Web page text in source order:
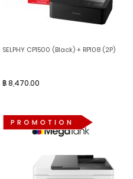
SELPHY CP1500 (Black) + RP108 (2P)
฿ 8,470.00